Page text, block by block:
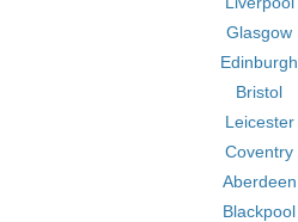
Glasgow
Edinburgh
Bristol
Leicester
Coventry
Aberdeen
Blackpool